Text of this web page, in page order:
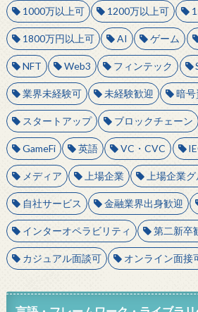
1000万以上可 1200万以上可
1800万円以上可 AI ゲーム
NFT Web3 フィンテック
業界未経験可 未経験歓迎 暗
スタートアップ ブロックチェーン
GameFi 英語 VC・CVC
メディア 上場企業 上場企業
自社サービス 金融業界出身歓迎
インターオペラビリティ 第二新卒
カジュアル面談可 オンライン面接